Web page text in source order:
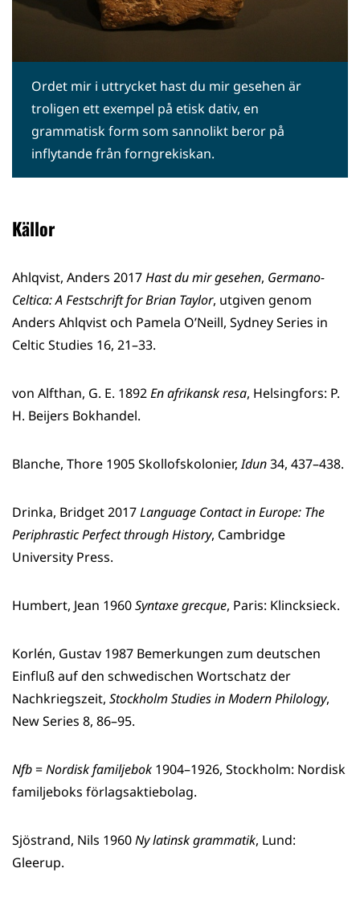
Ordet mir i uttrycket hast du mir gesehen är
troligen ett exempel på etisk dativ, en
grammatisk form som sannolikt beror på
inflytande från forngrekiskan.
Källor
Ahlqvist, Anders 2017Hast du mir gesehen, Germano-
Celtica: A Festschrift for Brian Taylor, utgiven genom
Anders Ahlqvist och Pamela O’Neill, Sydney Series in
Celtic Studies 16, 21–33.
von Alfthan, G. E. 1892En afrikansk resa, Helsingfors: P.
H. Beijers Bokhandel.
Blanche, Thore 1905 Skollofskolonier,Idun34, 437–438.
Drinka, Bridget 2017Language Contact in Europe: The
Periphrastic Perfect through History, Cambridge
University Press.
Humbert, Jean 1960Syntaxe grecque, Paris: Klincksieck.
Korlén, Gustav 1987 Bemerkungen zum deutschen
Einfluß auf den schwedischen Wortschatz der
Nachkriegszeit, Stockholm Studies in Modern Philology,
New Series 8, 86–95.
Nfb =Nordisk familjebok 1904–1926, Stockholm: Nordisk
familjeboks förlagsaktiebolag.
Sjöstrand, Nils 1960Ny latinsk grammatik, Lund:
Gleerup.